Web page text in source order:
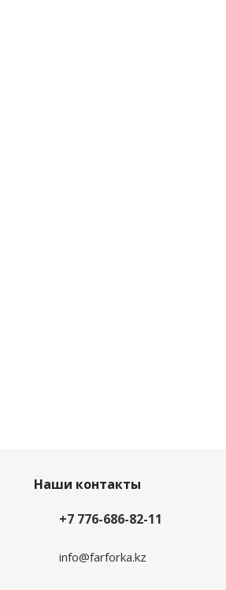
Наши контакты
+7 776-686-82-11
info@farforka.kz